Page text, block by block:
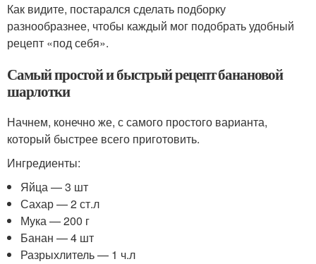
Как видите, постарался сделать подборку
разнообразнее, чтобы каждый мог подобрать удобный
рецепт «под себя».
Самый простой и быстрый рецепт банановой
шарлотки
Начнем, конечно же, с самого простого варианта,
который быстрее всего приготовить.
Ингредиенты:
Яйца — 3 шт
Сахар — 2 ст.л
Мука — 200 г
Банан — 4 шт
Разрыхлитель — 1 ч.л